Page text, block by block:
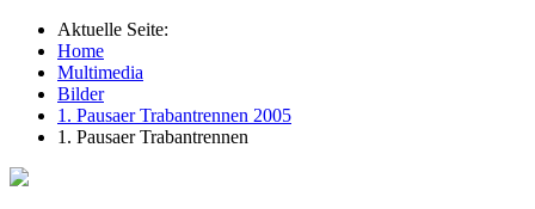
Aktuelle Seite:
Home
Multimedia
Bilder
1. Pausaer Trabantrennen 2005
1. Pausaer Trabantrennen